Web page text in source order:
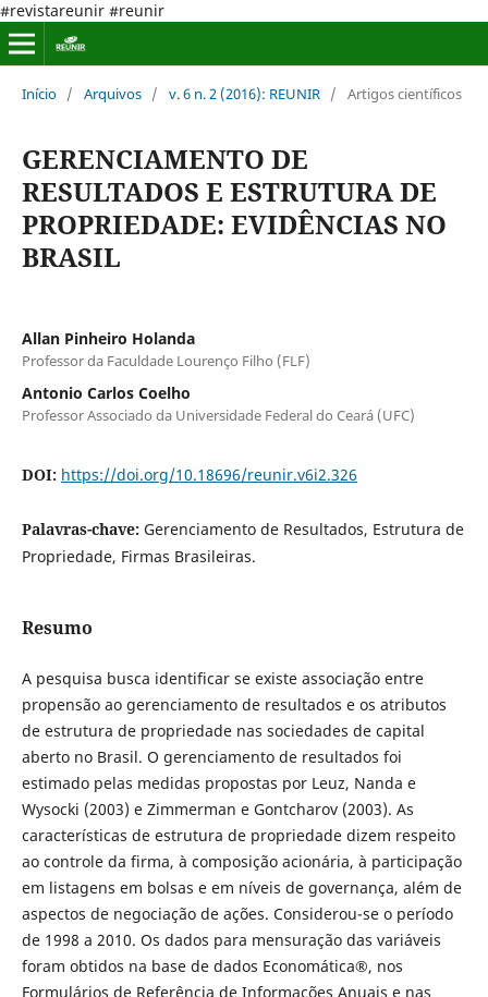
#revistareunir #reunir
Início / Arquivos / v. 6 n. 2 (2016): REUNIR / Artigos científicos
GERENCIAMENTO DE
RESULTADOS E ESTRUTURA DE
PROPRIEDADE: EVIDÊNCIAS NO
BRASIL
Allan Pinheiro Holanda
Professor da Faculdade Lourenço Filho (FLF)
Antonio Carlos Coelho
Professor Associado da Universidade Federal do Ceará (UFC)
DOI: https://doi.org/10.18696/reunir.v6i2.326
Palavras-chave: Gerenciamento de Resultados, Estrutura de
Propriedade, Firmas Brasileiras.
Resumo
A pesquisa busca identificar se existe associação entre
propensão ao gerenciamento de resultados e os atributos
de estrutura de propriedade nas sociedades de capital
aberto no Brasil. O gerenciamento de resultados foi
estimado pelas medidas propostas por Leuz, Nanda e
Wysocki (2003) e Zimmerman e Gontcharov (2003). As
características de estrutura de propriedade dizem respeito
ao controle da firma, à composição acionária, à participação
em listagens em bolsas e em níveis de governança, além de
aspectos de negociação de ações. Considerou-se o período
de 1998 a 2010. Os dados para mensuração das variáveis
foram obtidos na base de dados Economática®, nos
Formulários de Referência de Informações Anuais e nas